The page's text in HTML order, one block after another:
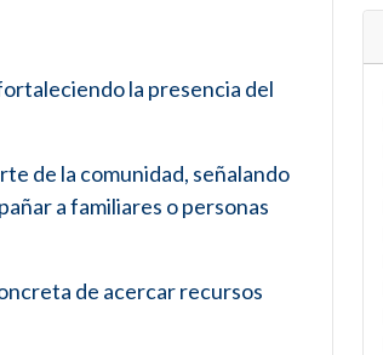
la presencia del
de la comunidad, señalando
a familiares o personas
de acercar recursos